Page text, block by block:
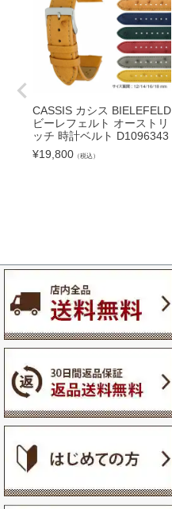
CASSIS カシス BIELEFELD
ビーレフェルト オーストリ
ッチ 時計ベルト D1096343
¥19,800 （税込）